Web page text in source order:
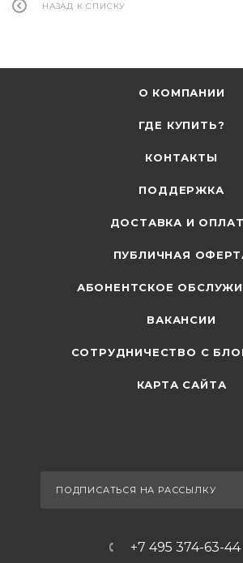
НАЗАД К СПИСКУ
О КОМПАНИИ
ГДЕ КУПИТЬ?
КОНТАКТЫ
ПОДДЕРЖКА
ДОСТАВКА И
ПУБЛИЧНАЯ
АБОНЕНТСКОЕ
ВАКАНСИИ
СОТРУДНИЧЕСТВО С
КАРТА САЙТА
ПОДПИСАТЬСЯ НА РАССЫЛКУ
+7 495 374-63-44